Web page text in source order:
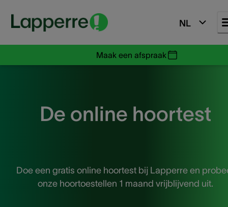
NL
Maak een afspraak
De online hoortest
Doe een gratis online hoortest bij Lapperre en
onze hoortoestellen 1 maand vrijblijvend uit.